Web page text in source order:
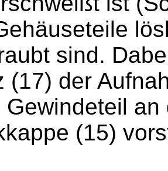
sind.
(17) der
Gewindeteil
(15)